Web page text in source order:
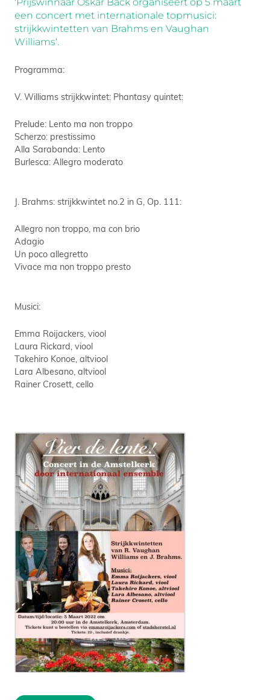
een concert met internationale topmusici:
strijkkwintetten van Brahms en Vaughan
Williams‘.
Programma:
V. Williams strijkkwintet: Phantasy quintet:
Prelude: Lento ma non troppo
Scherzo: prestissimo
Alla Sarabanda: Lento
Burlesca: Allegro moderato
J. Brahms: strijkkwintet no.2 in G, Op. 111:
Allegro non troppo, ma con brio
Adagio
Un poco allegretto
Vivace ma non troppo presto
Musici:
Emma Roijackers, viool
Laura Rickard, viool
Takehiro Konoe, altviool
Lara Albesano, altviool
Rainer Crosett, cello